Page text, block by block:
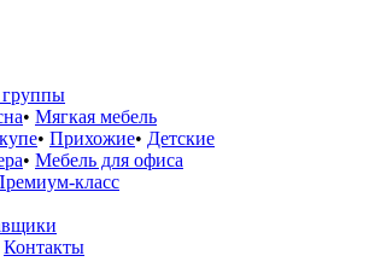
• Мягкая мебель
• Прихожие• Детские
• Мебель для офиса
класс
Контакты